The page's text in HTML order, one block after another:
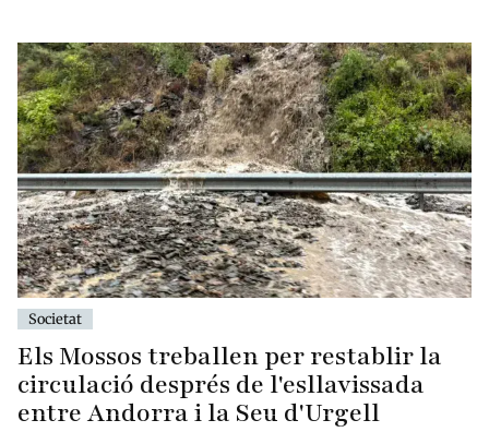
Societat
Els Mossos treballen per restablir la
circulació després de l'esllavissada
entre Andorra i la Seu d'Urgell